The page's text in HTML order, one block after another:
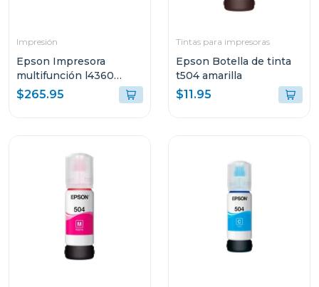
Impresión
Epson Impresora
multifunción l4360
tanque de tinta eco-
tank wi-fi
$265.95
Tintas para impresoras
Epson Botella de tinta
t504 amarilla
$11.95